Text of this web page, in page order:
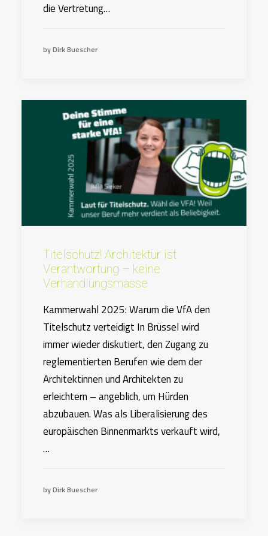
die Vertretung…
by Dirk Buescher
Titelschutz! Architektur ist
Verantwortung – keine
Verhandlungsmasse
Kammerwahl 2025: Warum die VfA den
Titelschutz verteidigt In Brüssel wird
immer wieder diskutiert, den Zugang zu
reglementierten Berufen wie dem der
Architektinnen und Architekten zu
erleichtern – angeblich, um Hürden
abzubauen. Was als Liberalisierung des
europäischen Binnenmarkts verkauft wird,
…
by Dirk Buescher